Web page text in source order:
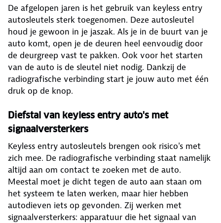
De afgelopen jaren is het gebruik van keyless entry
autosleutels sterk toegenomen. Deze autosleutel
houd je gewoon in je jaszak. Als je in de buurt van je
auto komt, open je de deuren heel eenvoudig door
de deurgreep vast te pakken. Ook voor het starten
van de auto is de sleutel niet nodig. Dankzij de
radiografische verbinding start je jouw auto met één
druk op de knop.
Diefstal van keyless entry auto's met
signaalversterkers
Keyless entry autosleutels brengen ook risico's met
zich mee. De radiografische verbinding staat namelijk
altijd aan om contact te zoeken met de auto.
Meestal moet je dicht tegen de auto aan staan om
het systeem te laten werken, maar hier hebben
autodieven iets op gevonden. Zij werken met
signaalversterkers: apparatuur die het signaal van